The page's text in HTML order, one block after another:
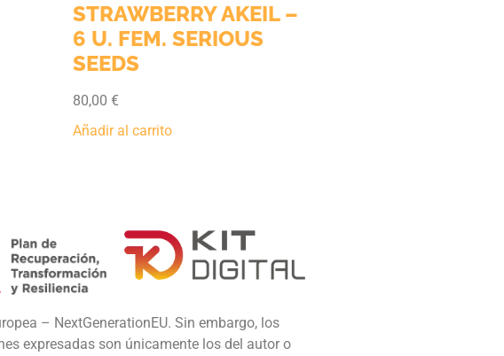
STRAWBERRY AKEIL –
6 U. FEM. SERIOUS
SEEDS
80,00 €
Añadir al carrito
– NextGenerationEU. Sin embargo, los
expresadas son únicamente los del autor o